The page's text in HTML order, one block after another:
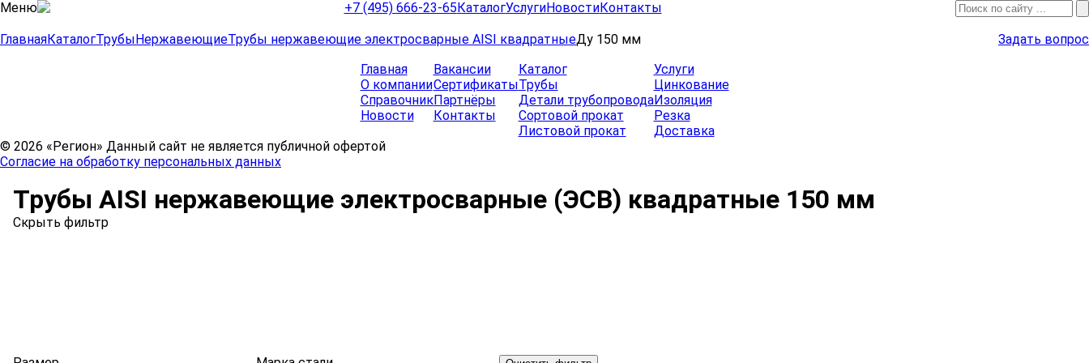
Меню +7 (495) 666-23-65КаталогУслугиНовостиКонтакты
ГлавнаяКаталогТрубыНержавеющиеТрубы нержавеющие электросварные AISI квадратныеДу 150 мм
Задать вопрос
Главная
О компании
Справочник
Новости
Вакансии
Сертификаты
Партнёры
Контакты
Каталог
Трубы
Детали трубопровода
Сортовой прокат
Листовой прокат
Услуги
Цинкование
Изоляция
Резка
Доставка
© 2026 «Регион» Данный сайт не является публичной офертой
Согласие на обработку персональных данных
Трубы AISI нержавеющие электросварные (ЭСВ) квадратные 150 мм
Скрыть фильтр